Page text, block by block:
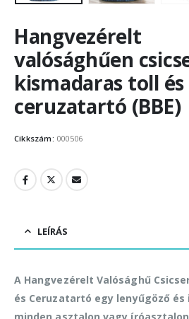
Hangvezérelt
valósághűen
kismadaras toll és
ceruzatartó (BBE)
Cikkszám: 000506
LEÍRÁS
A Hangvezérelt Valósághű
és Ceruzatartó egy lenyűgöző